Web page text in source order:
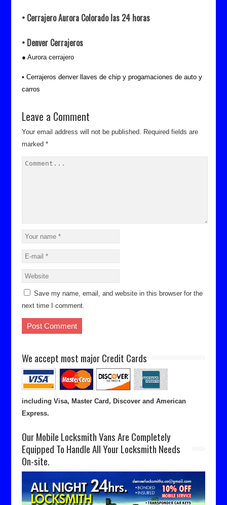
• Cerrajero Aurora Colorado las 24 horas
• Denver Cerrajeros
● Aurora cerrajero
• Cerrajeros denver llaves de chip y progamaciones de auto y
carros
Leave a Comment
Your email address will not be published. Required fields are
marked *
Save my name, email, and website in this browser for the
next time I comment.
We accept most major Credit Cards
including Visa, Master Card, Discover and American
Express.
Our Mobile Locksmith Vans Are Completely
Equipped To Handle All Your Locksmith Needs
On-site.